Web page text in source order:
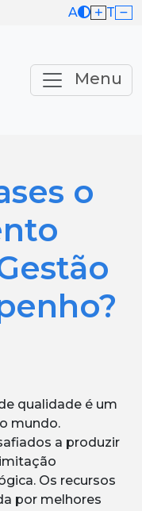
A T
Menu
o
qualidade é um
mundo.
a produzir
Os recursos
por melhores